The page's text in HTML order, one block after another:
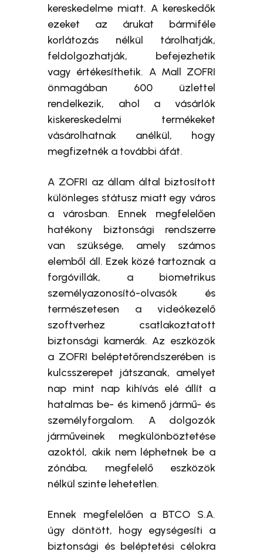
kereskedelme miatt. A kereskedők
ezeket az árukat bármiféle
korlátozás nélkül tárolhatják,
feldolgozhatják, befejezhetik
vagy értékesíthetik. A Mall ZOFRI
önmagában 600 üzlettel
rendelkezik, ahol a vásárlók
kiskereskedelmi termékeket
vásárolhatnak anélkül, hogy
megfizetnék a további áfát.
A ZOFRI az állam által biztosított
különleges státusz miatt egy város
a városban. Ennek megfelelően
hatékony biztonsági rendszerre
van szüksége, amely számos
elemből áll. Ezek közé tartoznak a
forgóvillák, a biometrikus
személyazonosító-olvasók és
természetesen a videókezelő
szoftverhez csatlakoztatott
biztonsági kamerák. Az eszközök
a ZOFRI beléptetőrendszerében is
kulcsszerepet játszanak, amelyet
nap mint nap kihívás elé állít a
hatalmas be- és kimenő jármű- és
személyforgalom. A dolgozók
járműveinek megkülönböztetése
azoktól, akik nem léphetnek be a
zónába, megfelelő eszközök
nélkül szinte lehetetlen.
Ennek megfelelően a BTCO S.A.
úgy döntött, hogy egységesíti a
biztonsági és beléptetési célokra